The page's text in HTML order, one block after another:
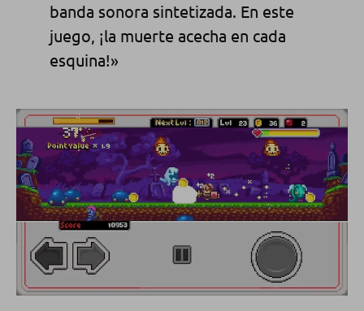
banda sonora sintetizada. En este
juego, ¡la muerte acecha en cada
esquina!»